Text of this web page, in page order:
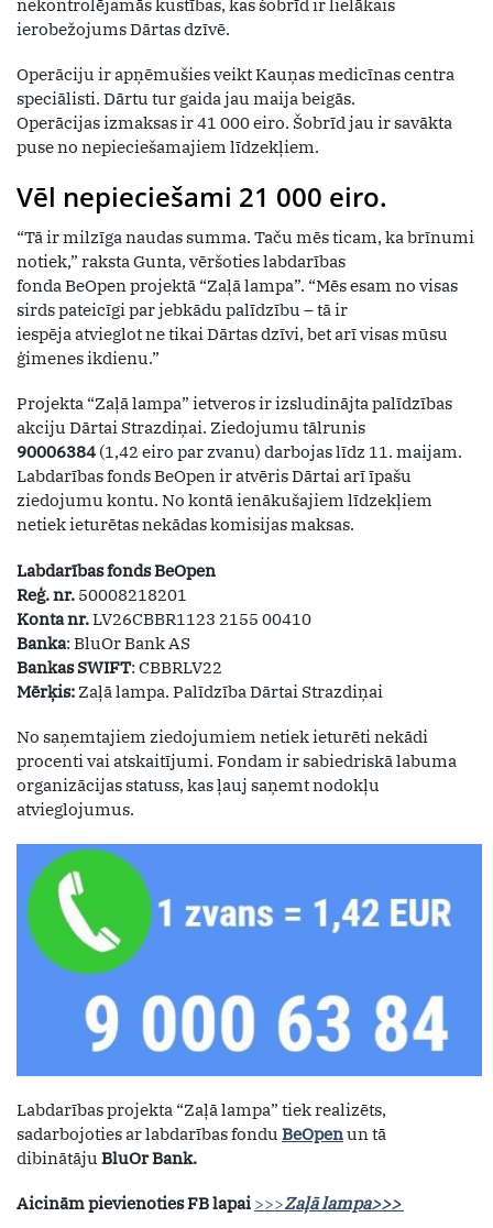
nekontrolējamās kustības, kas šobrīd ir lielākais
ierobežojums Dārtas dzīvē.
Operāciju ir apņēmušies veikt Kauņas medicīnas centra
speciālisti. Dārtu tur gaida jau maija beigās.
Operācijas izmaksas ir 41 000 eiro. Šobrīd jau ir savākta
puse no nepieciešamajiem līdzekļiem.
Vēl nepieciešami 21 000 eiro.
“Tā ir milzīga naudas summa. Taču mēs ticam, ka brīnumi
notiek,” raksta Gunta, vēršoties labdarības
fonda BeOpen projektā “Zaļā lampa”. “Mēs esam no visas
sirds pateicīgi par jebkādu palīdzību – tā ir
iespēja atvieglot ne tikai Dārtas dzīvi, bet arī visas mūsu
ģimenes ikdienu.”
Projekta “Zaļā lampa” ietveros ir izsludinājta palīdzības
akciju Dārtai Strazdiņai. Ziedojumu tālrunis
90006384 (1,42 eiro par zvanu) darbojas līdz 11. maijam.
Labdarības fonds BeOpen ir atvēris Dārtai arī īpašu
ziedojumu kontu. No kontā ienākušajiem līdzekļiem
netiek ieturētas nekādas komisijas maksas.
Labdarības fonds BeOpen
Reģ. nr. 50008218201
Konta nr.LV26CBBR1123 2155 00410
Banka: BluOr Bank AS
Bankas SWIFT: CBBRLV22
Mērķis: Zaļā lampa. Palīdzība Dārtai Strazdiņai
No saņemtajiem ziedojumiem netiek ieturēti nekādi
procenti vai atskaitījumi. Fondam ir sabiedriskā labuma
organizācijas statuss, kas ļauj saņemt nodokļu
atvieglojumus.
Labdarības projekta “Zaļā lampa” tiek realizēts,
sadarbojoties ar labdarības fondu BeOpenun tā
dibinātāju BluOr Bank.
Aicinām pievienoties FB lapai >>>Zaļā lampa>>>